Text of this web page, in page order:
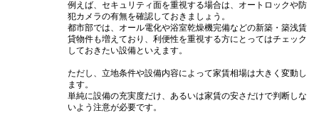
例えば、セキュリティ面を重視する場合は、オートロックや防
犯カメラの有無を確認しておきましょう。
都市部では、オール電化や浴室乾燥機完備などの新築・築浅賃
貸物件も増えており、利便性を重視する方にとってはチェック
しておきたい設備といえます。
ただし、立地条件や設備内容によって家賃相場は大きく変動し
ます。
単純に設備の充実度だけ、あるいは家賃の安さだけで判断しな
いよう注意が必要です。